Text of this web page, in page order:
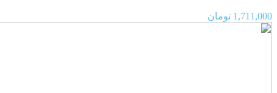
1,711,000 تومان